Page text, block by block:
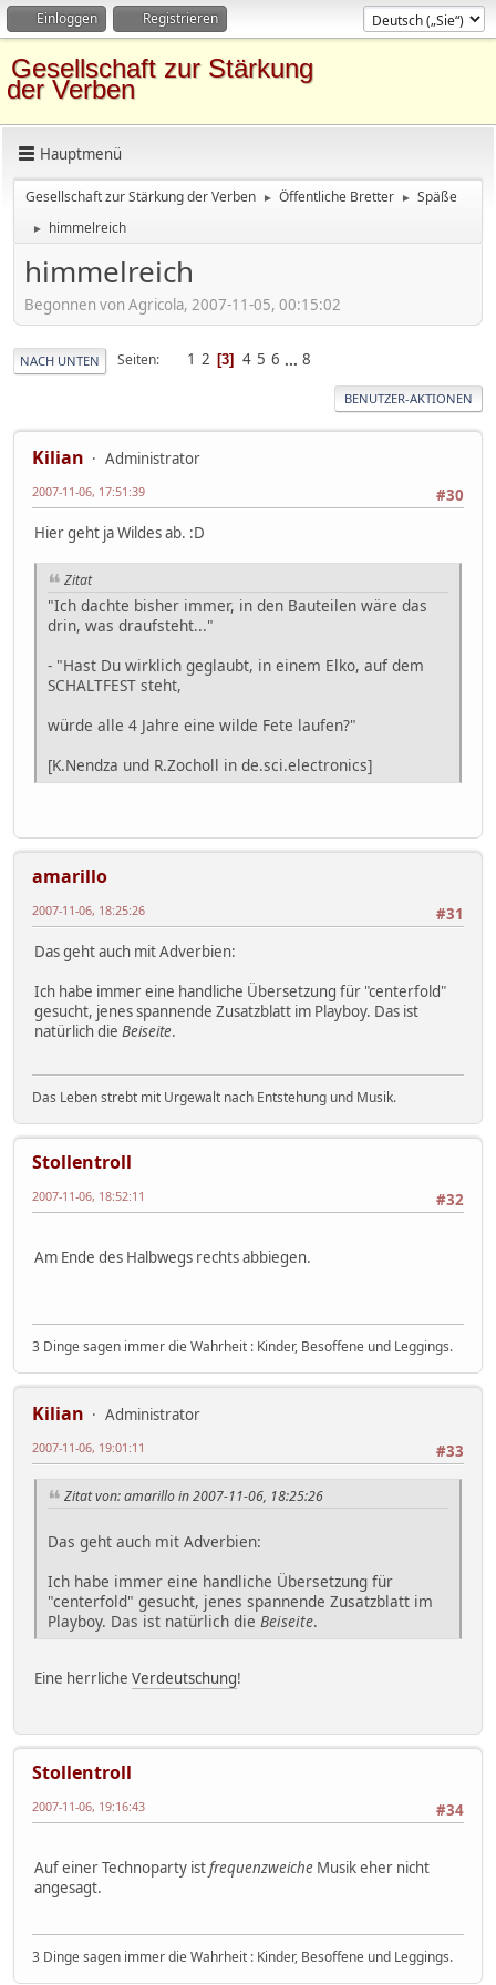
Einloggen Registrieren
Gesellschaft zur Stärkung
der Verben
Hauptmenü
Gesellschaft zur Stärkung der Verben ► Öffentliche Bretter ► Späße
► himmelreich
himmelreich
Begonnen von Agricola, 2007-11-05, 00:15:02
NACH UNTEN Seiten 1 2 3 4 5 6 ... 8
BENUTZER-AKTIONEN
Kilian
Administrator
#30
2007-11-06, 17:51:39
Hier geht ja Wildes ab. :D
Zitat
"Ich dachte bisher immer, in den Bauteilen wäre das
drin, was draufsteht..."
- "Hast Du wirklich geglaubt, in einem Elko, auf dem
SCHALTFEST steht,
würde alle 4 Jahre eine wilde Fete laufen?"
[K.Nendza und R.Zocholl in de.sci.electronics]
amarillo
#31
2007-11-06, 18:25:26
Das geht auch mit Adverbien:
Ich habe immer eine handliche Übersetzung für "centerfold"
gesucht, jenes spannende Zusatzblatt im Playboy. Das ist
natürlich die Beiseite.
Das Leben strebt mit Urgewalt nach Entstehung und Musik.
Stollentroll
#32
2007-11-06, 18:52:11
Am Ende des Halbwegs rechts abbiegen.
3 Dinge sagen immer die Wahrheit : Kinder, Besoffene und Leggings.
Kilian
Administrator
#33
2007-11-06, 19:01:11
Zitat von: amarillo in 2007-11-06, 18:25:26
Das geht auch mit Adverbien:
Ich habe immer eine handliche Übersetzung für
"centerfold" gesucht, jenes spannende Zusatzblatt im
Playboy. Das ist natürlich die Beiseite.
Eine herrliche Verdeutschung!
Stollentroll
#34
2007-11-06, 19:16:43
Auf einer Technoparty istfrequenzweiche Musik eher nicht
angesagt.
3 Dinge sagen immer die Wahrheit : Kinder, Besoffene und Leggings.